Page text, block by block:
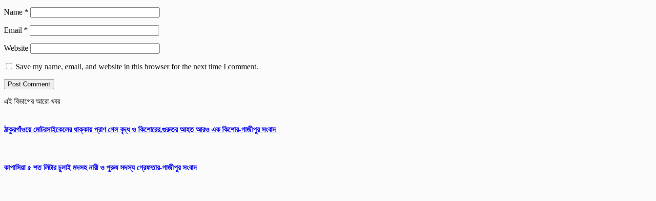
Name *
Email *
Website
Save my name, email, and website in this browser for the next time I comment.
এই বিভাগের আরো খবর
ঠাকুরগাঁওয়ে মোটরসাইকেলের ধাক্কায় প্রাণ গেল বৃদ্ধ ও কিশোরের,গুরুতর আহত আরও এক কিশোর-গাজীপুর সংবাদ
কাপাসিয়া ৫ শত লিটার চুলাই মদসহ নারী ও পুরুষ সদস্য গ্রেফতার-গাজীপুর সংবাদ